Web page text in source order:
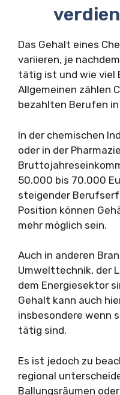
Das Gehalt eines
variieren, je
tätig ist und wie viel
Allgemeinen zählen
bezahlten Berufen
In der chemischen
oder in der
50.000 bis 70.000
steigender
Position können
mehr möglich sein.
Auch in anderen
Umwelttechnik, der
dem Energiesektor
Gehalt kann auch
insbesondere wenn
tätig sind.
Es ist jedoch zu
regional
Ballungsräumen